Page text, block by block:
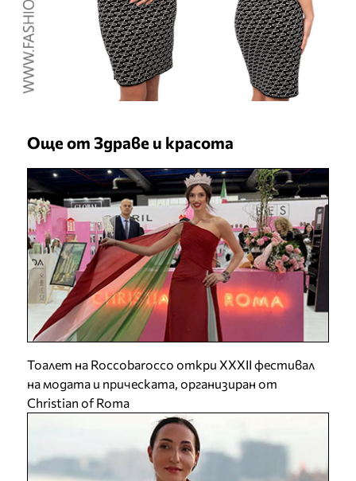
Още от Здраве и красота
Тоалет на Roccobarocco откри XXXII фестивал
на модата и прическата, организиран от
Christian of Roma